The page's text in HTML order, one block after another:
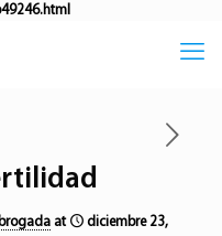
at
diciembre 23,